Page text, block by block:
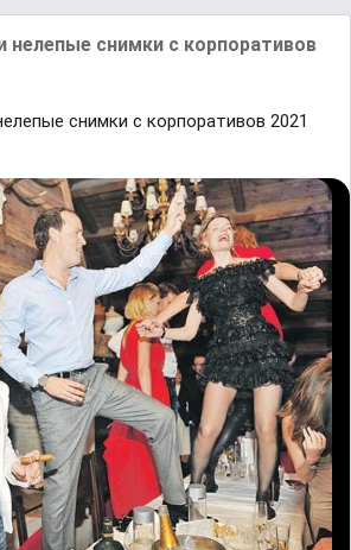
нелепые снимки с корпоративов
снимки с корпоративов 2021